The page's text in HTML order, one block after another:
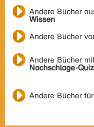
Andere Bücher
Wissen
Andere Bücher
Andere Bücher
Nachschlage-Quiz
Andere Bücher